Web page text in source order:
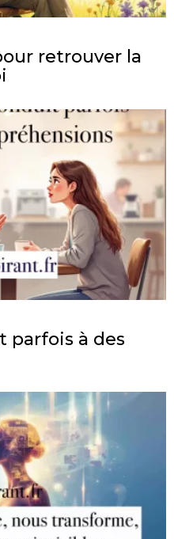
retrouver la
parfois à des